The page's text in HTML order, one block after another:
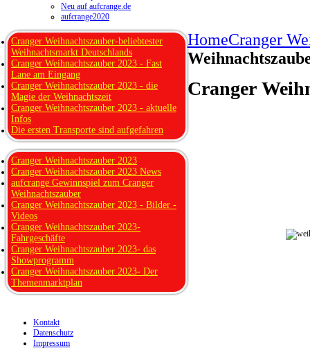
Neu auf aufcrange.de
aufcrange2020
HomeCranger
Cranger
Cranger Weihnachtszauber-beliebtester
Weihnachtsmarkt Deutschlands
Cranger Weihnachtszauber 2023 - Fast
Lane am Eingang
Cranger Weihnachtszauber 2023 - die
Magie der Weihnachtszeit
Cranger Weihnachtszauber 2023 - aktuelle
Infos
Die ersten Transporte sind aufgefahren
Cranger Weihnachtszauber 2023
Cranger Weihnachtszauber 2023 News
aufcrange Gewinnspiel zum Cranger
Weihnachtszauber
Cranger Weihnachtszauber 2023 - Bilder -
Videos
Cranger Weihnachtszauber 2023-
Fahrgeschäfte
Cranger Weihnachtszauber 2023- das
Showprogramm
Cranger Weihnachtszauber 2023- Der
Themenmarktplan
Kontakt
Datenschutz
Impressum